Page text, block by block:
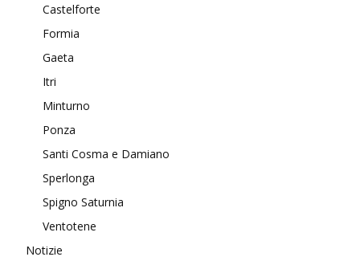
Castelforte
Formia
Gaeta
Itri
Minturno
Ponza
Santi Cosma e Damiano
Sperlonga
Spigno Saturnia
Ventotene
Notizie